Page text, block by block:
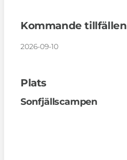
Kommande tillfällen
2026-09-10
Plats
Sonfjällscampen